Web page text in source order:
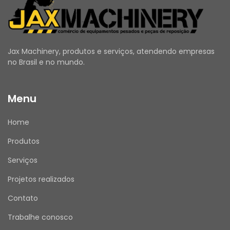
As fotos do anúncio são reais da peça.
Atenção: Recomendamos que a instalação e
substituição sejam realizadas por um
orientações do fabricante.
MODELOS COMPATÍVEIS PARA O NÚMERO DE
PEÇA 128-2686:
950F II, 950G e 962G.
Porta-Ferramentas Integrados: IT38G e IT62G.
Escavadeiras: 320D, 320D L, 320D FM, 320D LN,
320D2, 320D2 FM, 320D2 L, 320D3, 322B L, 322B
323D SA, 323D2, 323D2 L e 323D3, 325B L e 325B
LN.
Jax Machinery, produtos e serviços, atendendo empresas
no Brasil e no mundo.
Menu
Home
Produtos
Serviços
Projetos realizados
Contato
Trabalhe conosco